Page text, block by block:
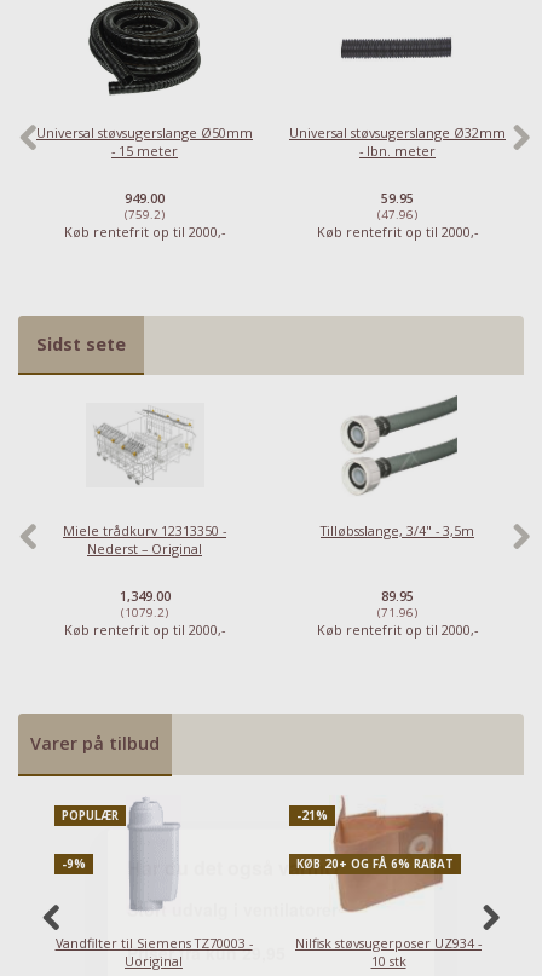
Universal støvsugerslange Ø50mm
- 15 meter
949.00
(759.2)
Køb rentefrit op til 2000,-
Universal støvsugerslange Ø32mm
- lbn. meter
59.95
(47.96)
Køb rentefrit op til 2000,-
Sidst sete
Miele trådkurv 12313350 -
Nederst – Original
1,349.00
(1079.2)
Køb rentefrit op til 2000,-
Tilløbsslange, 3/4" - 3,5m
89.95
(71.96)
Køb rentefrit op til 2000,-
Varer på tilbud
POPULÆR
-9%
Vandfilter til Siemens TZ70003 -
Uoriginal
-21%
KØB 20+ OG FÅ 6% RABAT
Nilfisk støvsugerposer UZ934 -
10 stk
Priser fra kun 29,95